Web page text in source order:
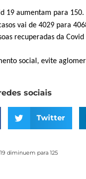
19 aumentam para 150.
vai de 4029 para
recuperadas da
social, evite
sociais
Twitter
diminuem para 125